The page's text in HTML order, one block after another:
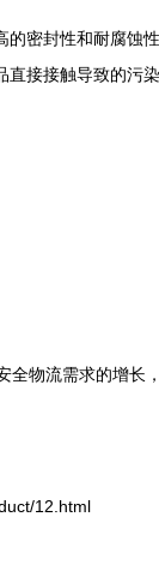
密封性和耐腐蚀
接接触导致的污
物流需求的增长
12.html